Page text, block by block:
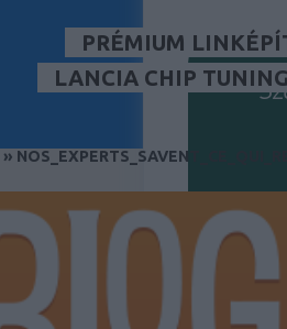
PRÉMIUM
LANCIA CHIP TUNING
»